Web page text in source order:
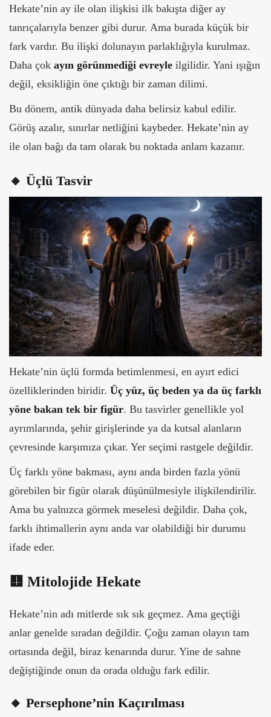
Hekate’nin ay ile olan ilişkisi ilk bakışta diğer ay
tanrıçalarıyla benzer gibi durur. Ama burada küçük bir
fark vardır. Bu ilişki dolunayın parlaklığıyla kurulmaz.
Daha çok ayın görünmediği evreyle ilgilidir. Yani ışığın
değil, eksikliğin öne çıktığı bir zaman dilimi.
Bu dönem, antik dünyada daha belirsiz kabul edilir.
Görüş azalır, sınırlar netliğini kaybeder. Hekate’nin ay
ile olan bağı da tam olarak bu noktada anlam kazanır.
🔸 Üçlü Tasvir
Hekate’nin üçlü formda betimlenmesi, en ayırt edici
özelliklerinden biridir. Üç yüz, üç beden ya da üç farklı
yöne bakan tek bir figür. Bu tasvirler genellikle yol
ayrımlarında, şehir girişlerinde ya da kutsal alanların
çevresinde karşımıza çıkar. Yer seçimi rastgele değildir.
Üç farklı yöne bakması, aynı anda birden fazla yönü
görebilen bir figür olarak düşünülmesiyle ilişkilendirilir.
Ama bu yalnızca görmek meselesi değildir. Daha çok,
farklı ihtimallerin aynı anda var olabildiği bir durumu
ifade eder.
🟨 Mitolojide Hekate
Hekate’nin adı mitlerde sık sık geçmez. Ama geçtiği
anlar genelde sıradan değildir. Çoğu zaman olayın tam
ortasında değil, biraz kenarında durur. Yine de sahne
değiştiğinde onun da orada olduğu fark edilir.
🔸 Persephone’nin Kaçırılması